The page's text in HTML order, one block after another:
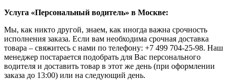
Услуга «Персональный водитель» в Москве:
Мы, как никто другой, знаем, как иногда важна срочность
исполнения заказа. Если вам необходима срочная доставка
товара – свяжитесь с нами по телефону: +7 499 704-25-98. Наш
менеджер постарается подобрать для Вас персонального
водителя и доставить товар в этот же день (при оформлении
заказа до 13:00) или на следующий день.